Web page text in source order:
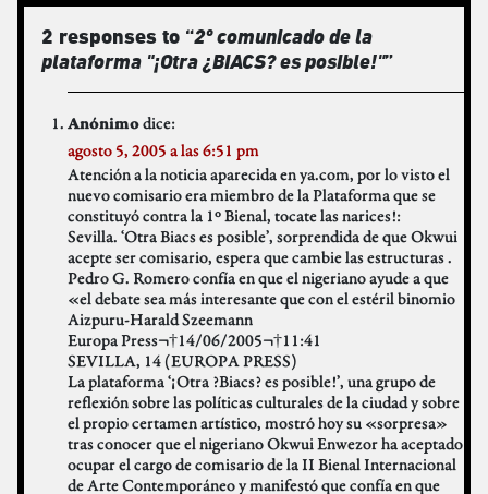
2 responses to “2º comunicado de la
plataforma "¡Otra ¿BIACS? es posible!"”
Anónimodice:
agosto 5, 2005 a las 6:51 pm
Atención a la noticia aparecida en ya.com, por lo visto el
nuevo comisario era miembro de la Plataforma que se
constituyó contra la 1º Bienal, tocate las narices!:
Sevilla. ‘Otra Biacs es posible’, sorprendida de que Okwui
acepte ser comisario, espera que cambie las estructuras .
Pedro G. Romero confía en que el nigeriano ayude a que
«el debate sea más interesante que con el estéril binomio
Aizpuru-Harald Szeemann
Europa Press¬†14/06/2005¬†11:41
SEVILLA, 14 (EUROPA PRESS)
La plataforma ‘¡Otra ?Biacs? es posible!’, una grupo de
reflexión sobre las políticas culturales de la ciudad y sobre
el propio certamen artístico, mostró hoy su «sorpresa»
tras conocer que el nigeriano Okwui Enwezor ha aceptado
ocupar el cargo de comisario de la II Bienal Internacional
de Arte Contemporáneo y manifestó que confía en que